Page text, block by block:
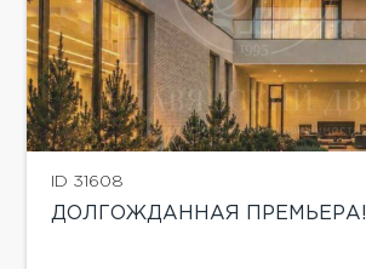
ID 31608
ДОЛГОЖДАННАЯ ПРЕМЬЕРА!